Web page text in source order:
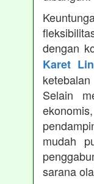
dengan
Karet
Selain
mudah
sarana